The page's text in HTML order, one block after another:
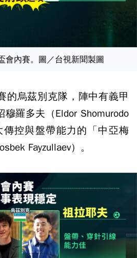
會內賽。圖／台視新聞製圖
的烏茲別克隊，陣中有義甲
羅多夫（Eldor Shomurodo
控與盤帶能力的「中亞梅
Fayzullaev）。